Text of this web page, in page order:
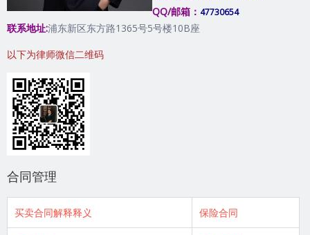
QQ/邮箱： 47730654
联系地址:浦东新区东方路1365号5号楼10B座
以下为律师微信二维码
合同管理
买卖合同解释释义 保险合同